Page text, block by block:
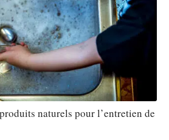
naturels pour l’entretien de